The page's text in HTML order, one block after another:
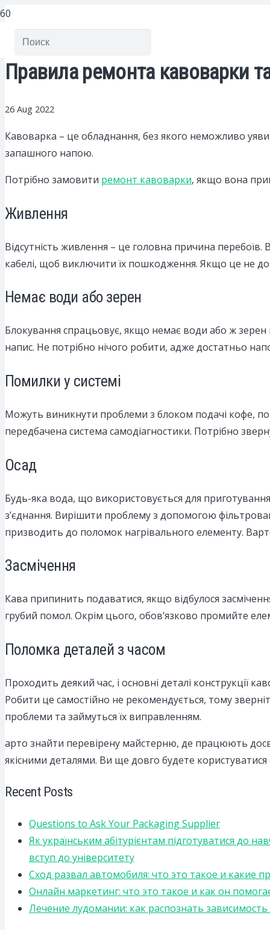
Правила ремонта кавоварки
26 Aug 2022
Кавоварка – це обладнання, без якого неможливо
запашного напою.
Потрібно замовити ремонт кавоварки, якщо вона
Живлення
Відсутність живлення – це головна причина
кабелі, щоб виключити їх пошкодження. Якщо це не
Немає води або зерен
Блокування спрацьовує, якщо немає води або ж зерен
напис. Не потрібно нічого робити, адже достатньо
Помилки у системі
Можуть виникнути проблеми з блоком подачі кофе,
передбачена система самодіагностики. Потрібно
Осад
Будь-яка вода, що використовується для
з’єднання. Вирішити проблему з допомогою
призводить до поломок нагрівального елементу.
Засмічення
Кава припинить подаватися, якщо відбулося
грубий помол. Окрім цього, обов’язково промийте
Поломка деталей з часом
Проходить деякий час, і основні деталі конструкції
Робити це самостійно не рекомендується, тому
проблеми та займуться їх виправленням.
арто знайти перевірену майстерню, де працюють
якісними деталями. Ви ще довго будете
Recent Posts
Questions to Ask Your Packaging Supplier
Як українським абітурієнтам підготуватися до
вступ до університету
Сход развал автомобиля: что это такое и какие
Онлайн маркетинг: что это такое и как он
Лечение лудомании: как распознать